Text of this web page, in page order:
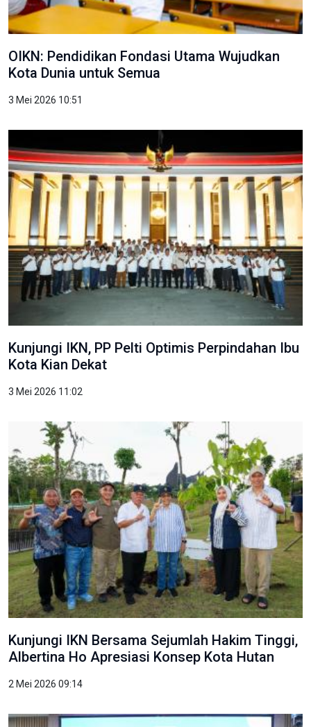
OIKN: Pendidikan Fondasi Utama Wujudkan
Kota Dunia untuk Semua
3 Mei 2026 10:51
Kunjungi IKN, PP Pelti Optimis Perpindahan Ibu
Kota Kian Dekat
3 Mei 2026 11:02
Kunjungi IKN Bersama Sejumlah Hakim Tinggi,
Albertina Ho Apresiasi Konsep Kota Hutan
2 Mei 2026 09:14